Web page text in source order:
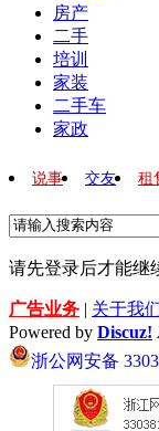
房产
二手
培训
家装
二手车
家政
说事 交友 租
请先登录后才能继
广告业务 | 关于我
Powered by Discuz!
浙公网安备